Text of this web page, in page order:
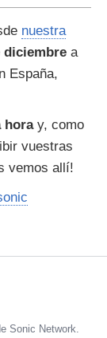
nuestra
diciembre a
España,
horay, como
vuestras
vemos allí!
Sonic Network.